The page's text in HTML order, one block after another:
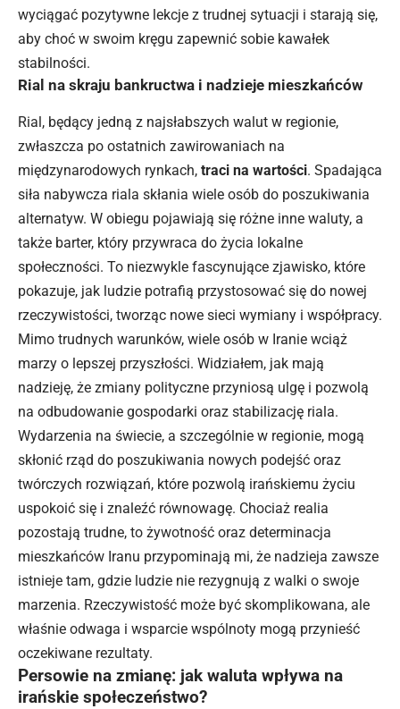
wyciągać pozytywne lekcje z trudnej sytuacji i starają się,
aby choć w swoim kręgu zapewnić sobie kawałek
stabilności.
Rial na skraju bankructwa i nadzieje mieszkańców
Rial, będący jedną z najsłabszych walut w regionie,
zwłaszcza po ostatnich zawirowaniach na
międzynarodowych rynkach, traci na wartości. Spadająca
siła nabywcza riala skłania wiele osób do poszukiwania
alternatyw. W obiegu pojawiają się różne inne waluty, a
także barter, który przywraca do życia lokalne
społeczności. To niezwykle fascynujące zjawisko, które
pokazuje, jak ludzie potrafią przystosować się do nowej
rzeczywistości, tworząc nowe sieci wymiany i współpracy.
Mimo trudnych warunków, wiele osób w Iranie wciąż
marzy o lepszej przyszłości. Widziałem, jak mają
nadzieję, że zmiany polityczne przyniosą ulgę i pozwolą
na odbudowanie gospodarki oraz stabilizację riala.
Wydarzenia na świecie, a szczególnie w regionie, mogą
skłonić rząd do poszukiwania nowych podejść oraz
twórczych rozwiązań, które pozwolą irańskiemu życiu
uspokoić się i znaleźć równowagę. Chociaż realia
pozostają trudne, to żywotność oraz determinacja
mieszkańców Iranu przypominają mi, że nadzieja zawsze
istnieje tam, gdzie ludzie nie rezygnują z walki o swoje
marzenia. Rzeczywistość może być skomplikowana, ale
właśnie odwaga i wsparcie wspólnoty mogą przynieść
oczekiwane rezultaty.
Persowie na zmianę: jak waluta wpływa na
irańskie społeczeństwo?